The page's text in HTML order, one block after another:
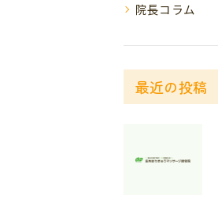
院長コラム
最近の投稿